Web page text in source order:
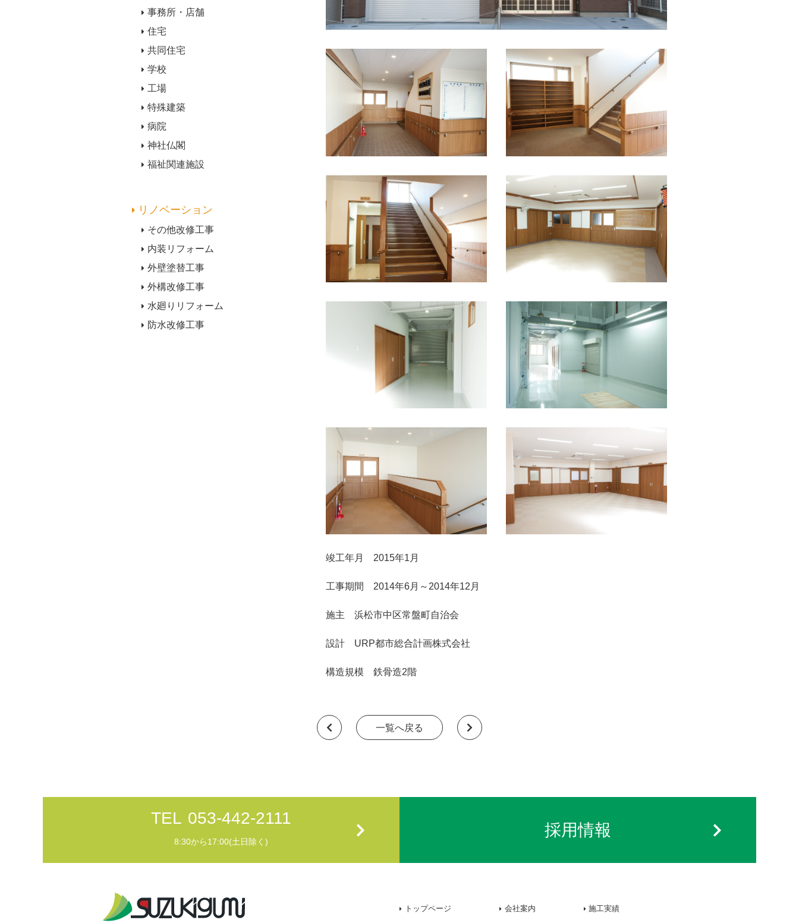
事務所・店舗
住宅
共同住宅
学校
工場
特殊建築
病院
神社仏閣
福祉関連施設
リノベーション
その他改修工事
内装リフォーム
外壁塗替工事
外構改修工事
水廻りリフォーム
防水改修工事
竣工年月 2015年1月
工事期間 2014年6月～2014年12月
施主 浜松市中区常盤町自治会
設計 URP都市総合計画株式会社
構造規模 鉄骨造2階
一覧へ戻る
TEL 053-442-2111
8:30から17:00(土日除く)
採用情報
トップページ 会社案内 施工実績